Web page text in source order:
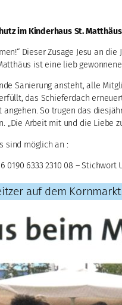
im Kinderhaus St. Matthäus
Dieser Zusage Jesu an
ist eine lieb
Sanierung ansteht, alle
das Schieferdach
So trugen das
„Die Arbeit mit und die Liebe
sind möglich an :
0190 6333 2310 08 –
auf dem